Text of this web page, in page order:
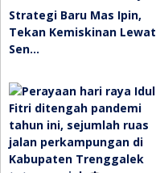
Strategi Baru Mas Ipin,
Tekan Kemiskinan Lewat
Sen…